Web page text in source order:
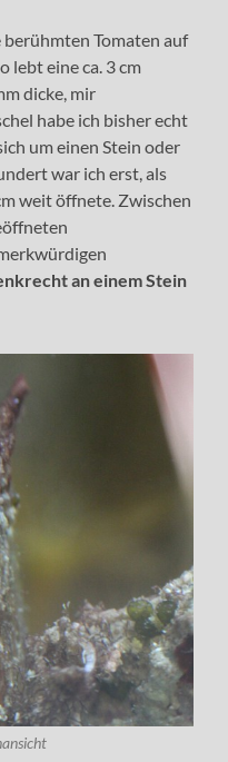
Tomaten auf
lebt eine ca. 3 cm
dicke, mir
habe ich bisher echt
um einen Stein oder
war ich erst, als
weit öffnete. Zwischen
an einem Stein